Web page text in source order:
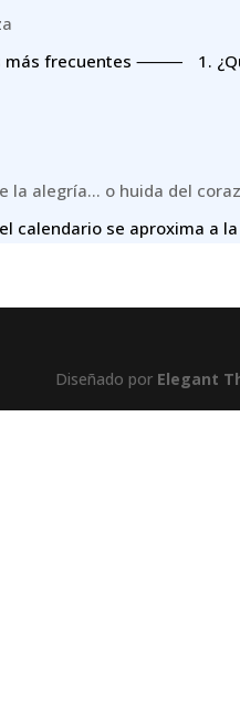
más frecuentes ⸻ 1.⁠
la alegría… o huida del
calendario se aproxima a
Diseñado por Elegant